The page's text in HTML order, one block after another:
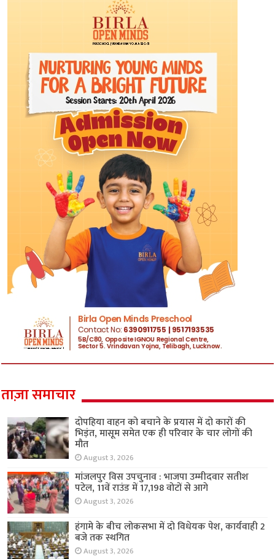
ताज़ा समाचार
दोपहिया वाहन को बचाने के प्रयास में दो कारों की
भिड़ंत, मासूम समेत एक ही परिवार के चार लोगों की
मौत
August 3, 2026
मांजलपुर विस उपचुनाव : भाजपा उम्मीदवार सतीश
पटेल, 11वें राउंड में 17,198 वोटों से आगे
August 3, 2026
हंगामे के बीच लोकसभा में दो विधेयक पेश, कार्यवाही 2
बजे तक स्थगित
August 3, 2026